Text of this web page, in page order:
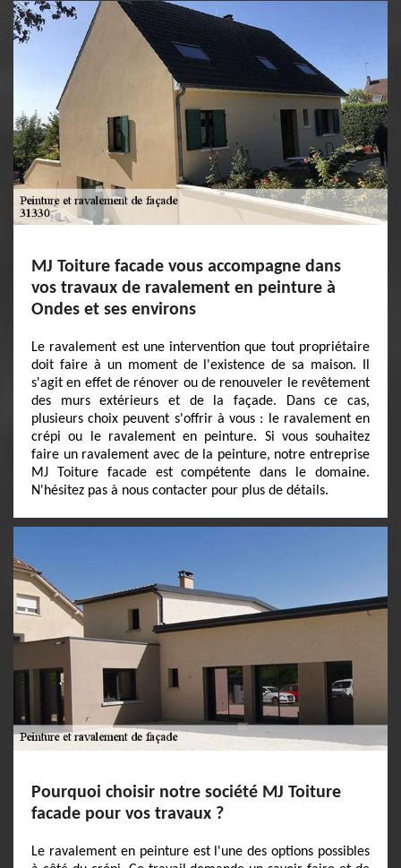
MJ Toiture facade vous accompagne dans
vos travaux de ravalement en peinture à
Ondes et ses environs
Le ravalement est une intervention que tout propriétaire
doit faire à un moment de l'existence de sa maison. Il
s'agit en effet de rénover ou de renouveler le revêtement
des murs extérieurs et de la façade. Dans ce cas,
plusieurs choix peuvent s'offrir à vous : le ravalement en
crépi ou le ravalement en peinture. Si vous souhaitez
faire un ravalement avec de la peinture, notre entreprise
MJ Toiture facade est compétente dans le domaine.
N'hésitez pas à nous contacter pour plus de détails.
Pourquoi choisir notre société MJ Toiture
facade pour vos travaux ?
Le ravalement en peinture est l'une des options possibles